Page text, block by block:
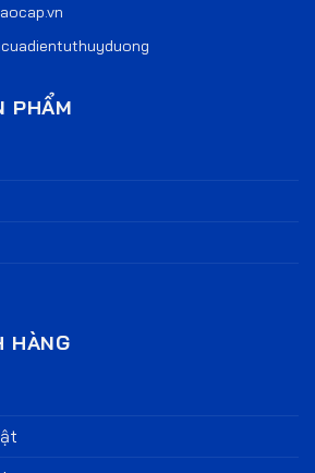
PHẨM
HÀNG